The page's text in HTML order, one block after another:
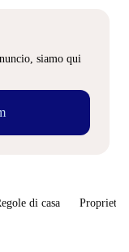
siamo qui
di casa